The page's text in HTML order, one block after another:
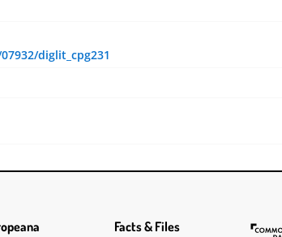
diglit_cpg231
Facts & Files